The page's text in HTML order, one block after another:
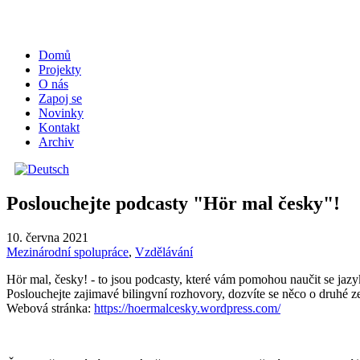
Domů
Projekty
O nás
Zapoj se
Novinky
Kontakt
Archiv
Poslouchejte podcasty "Hör mal česky"!
10. června 2021
Mezinárodní spolupráce, Vzdělávání
Hör mal, česky! - to jsou podcasty, které vám pomohou naučit se
Poslouchejte zajimavé bilingvní rozhovory, dozvíte se něco o druhé
Webová stránka: https://hoermalcesky.wordpress.com/